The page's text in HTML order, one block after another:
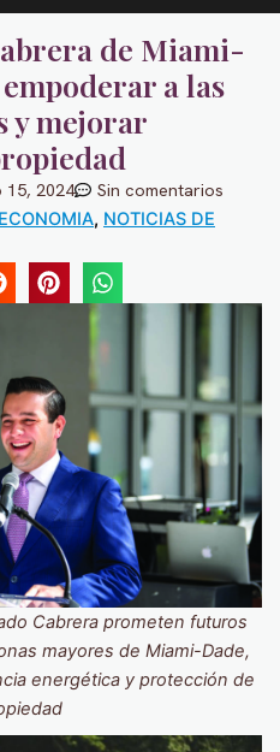
de Miami-
a las
y mejorar
2024 Sin comentarios
, NOTICIAS DE
Cabrera prometen futuros
mayores de Miami-Dade,
energética y protección de